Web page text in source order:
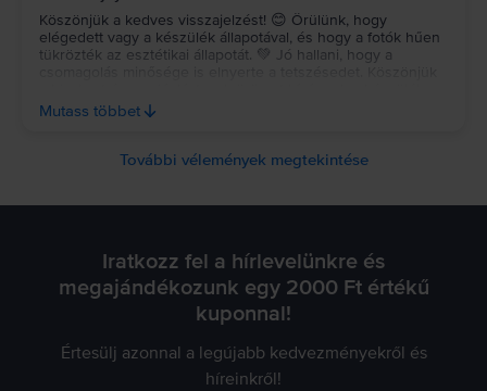
Köszönjük a kedves visszajelzést! 😊 Örülünk, hogy
elégedett vagy a készülék állapotával, és hogy a fotók hűen
tükrözték az esztétikai állapotát. 💚 Jó hallani, hogy a
használatához! ✨ Köszönjük a kedves visszajelzést! 😊
hallani, hogy a csomagolás minősége is elnyerte a
Mutass többet
További vélemények megtekintése
Iratkozz fel a hírlevelünkre és
megajándékozunk egy 2000 Ft értékű
kuponnal!
Értesülj azonnal a legújabb kedvezményekről és
híreinkről!